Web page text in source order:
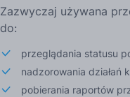
Zazwyczaj używana
do:
przeglądania statusu
nadzorowania działań
pobierania raportów